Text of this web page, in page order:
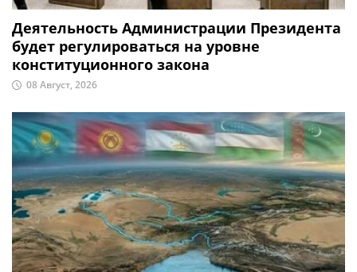
Деятельность Администрации Президента
будет регулироваться на уровне
конституционного закона
08 Август, 2026